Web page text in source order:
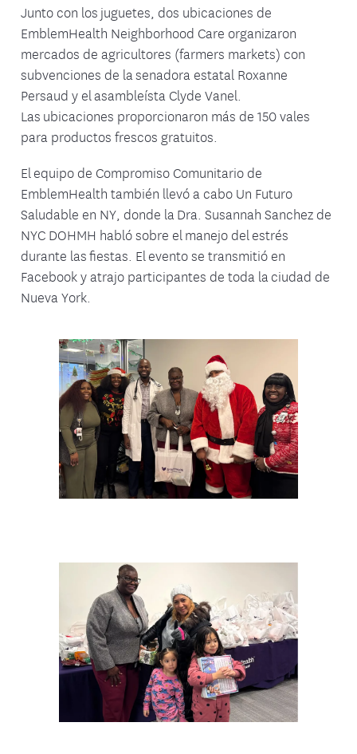
Junto con los juguetes, dos ubicaciones de
EmblemHealth Neighborhood Care organizaron
mercados de agricultores (farmers markets) con
subvenciones de la senadora estatal Roxanne
Persaud y el asambleísta Clyde Vanel.
Las ubicaciones proporcionaron más de 150 vales
para productos frescos gratuitos.
El equipo de Compromiso Comunitario de
EmblemHealth también llevó a cabo Un Futuro
Saludable en NY, donde la Dra. Susannah Sanchez de
NYC DOHMH habló sobre el manejo del estrés
durante las fiestas. El evento se transmitió en
Facebook y atrajo participantes de toda la ciudad de
Nueva York.